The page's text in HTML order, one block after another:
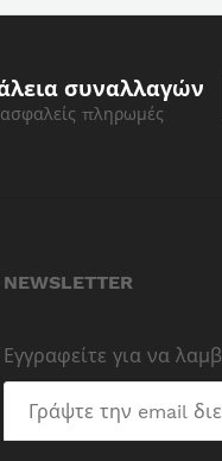
συναλλαγών
πληρωμές
NEWSLETTER
Εγγραφείτε για να